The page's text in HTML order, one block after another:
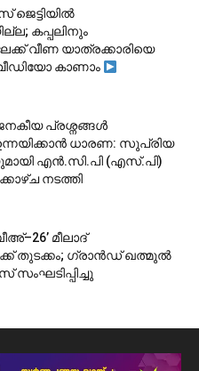
ജെട്ടിയിൽ
കപ്പലിനും
വീണ യാത്രക്കാരിയെ
കാണാം
പ്രശ്നങ്ങൾ
ധാരണ: സുപ്രിയ
എൻ.സി.പി (എസ്.പി)
നടത്തി
മീലാദ്
തുടക്കം; ഗ്രാൻഡ് ഖത്മുൽ